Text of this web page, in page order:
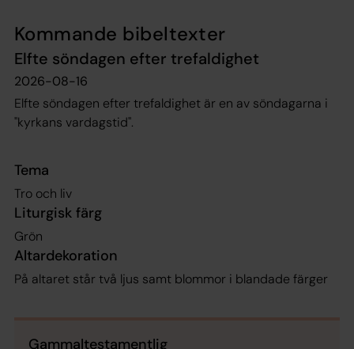
Kommande bibeltexter
Elfte söndagen efter trefaldighet
2026-08-16
Elfte söndagen efter trefaldighet är en av söndagarna i
"kyrkans vardagstid".
Tema
Tro och liv
Liturgisk färg
Grön
Altardekoration
På altaret står två ljus samt blommor i blandade färger
Gammaltestamentlig